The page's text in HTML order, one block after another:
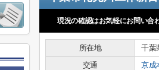
現況の確認はお気軽にお問い合
所在地 千葉
交通
京成